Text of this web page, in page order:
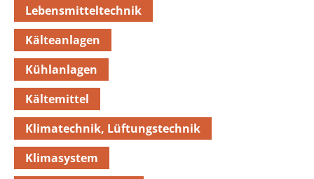
Lebensmitteltechnik
Kälteanlagen
Kühlanlagen
Kältemittel
Klimatechnik, Lüftungstechnik
Klimasystem